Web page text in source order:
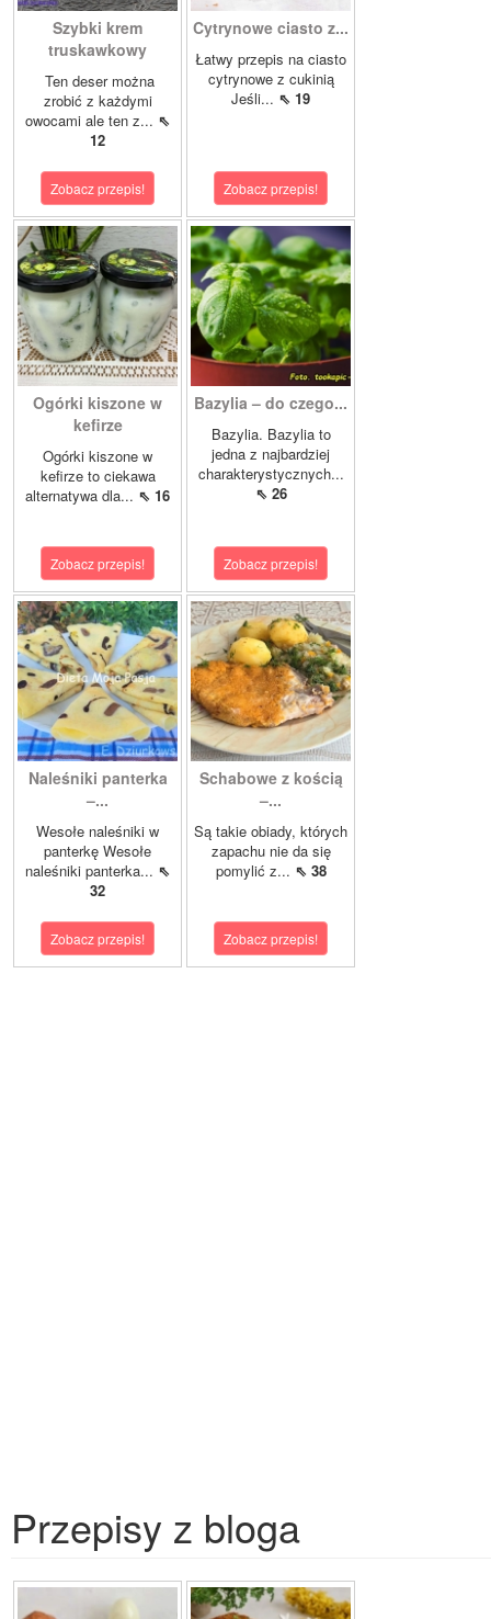
Szybki krem
truskawkowy
Ten deser można
zrobić z każdymi
owocami ale ten z... ⇖
12
Zobacz przepis!
Cytrynowe ciasto z...
Łatwy przepis na ciasto
cytrynowe z cukinią
Jeśli... ⇖ 19
Zobacz przepis!
Ogórki kiszone w
kefirze
Ogórki kiszone w
kefirze to ciekawa
alternatywa dla... ⇖ 16
Zobacz przepis!
Bazylia – do czego...
Bazylia. Bazylia to
jedna z najbardziej
charakterystycznych...
⇖ 26
Zobacz przepis!
Naleśniki panterka
–...
Wesołe naleśniki w
panterkę Wesołe
naleśniki panterka... ⇖
32
Zobacz przepis!
Schabowe z kością
–...
Są takie obiady, których
zapachu nie da się
pomylić z... ⇖ 38
Zobacz przepis!
Przepisy z bloga